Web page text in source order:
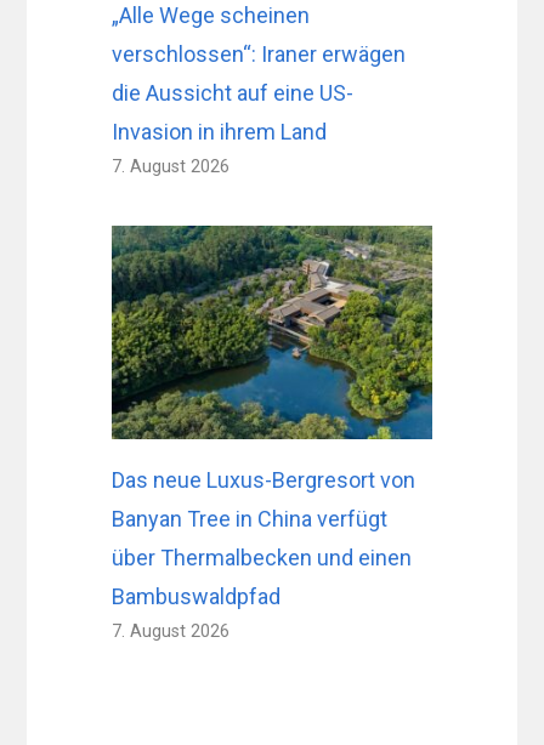
„Alle Wege scheinen
verschlossen“: Iraner erwägen
die Aussicht auf eine US-
Invasion in ihrem Land
7. August 2026
Das neue Luxus-Bergresort von
Banyan Tree in China verfügt
über Thermalbecken und einen
Bambuswaldpfad
7. August 2026